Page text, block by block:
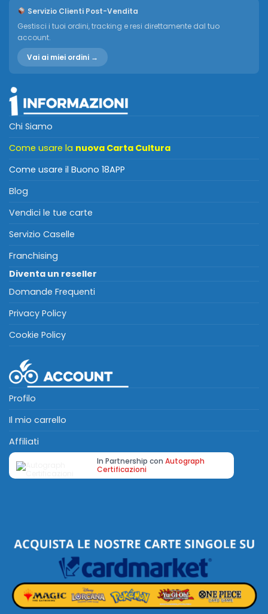
Servizio Clienti Post-Vendita
Gestisci i tuoi ordini, tracking e resi direttamente dal tuo
account.
Vai ai miei ordini →
Chi Siamo
Come usare la nuova Carta Cultura
Come usare il Buono 18APP
Blog
Vendici le tue carte
Servizio Caselle
Franchising
Diventa un reseller
Domande Frequenti
Privacy Policy
Cookie Policy
Profilo
Il mio carrello
Affiliati
In Partnership con Autograph
Certificazioni